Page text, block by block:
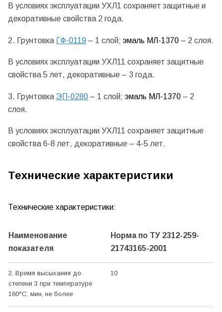
В условиях эксплуатации УХЛ1 сохраняет защитные и
декоративные свойства 2 года.
2. Грунтовка ГФ-0119 – 1 слой; эмаль МЛ-1370 – 2 слоя.
В условиях эксплуатации УХЛ11 сохраняет защитные
свойства 5 лет, декоративные – 3 года.
3. Грунтовка ЭП-0280 – 1 слой; эмаль МЛ-1370 – 2
слоя.
В условиях эксплуатации УХЛ11 сохраняет защитные
свойства 6-8 лет, декоративные – 4-5 лет.
Технические характеристики
Технические характеристики:
Наименование
показателя
Норма по ТУ 2312-259-
21743165-2001
2. Время высыхания до
степени 3 при температуре
160°С, мин, не более
10